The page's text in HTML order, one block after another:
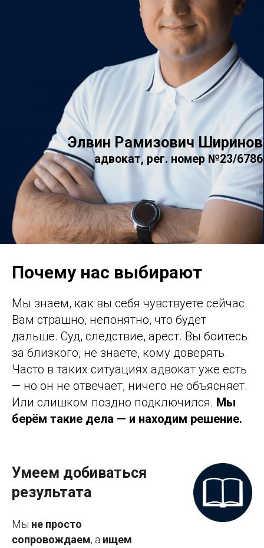
Почему нас выбирают
Мы знаем, как вы себя чувствуете сейчас.
Вам страшно, непонятно, что будет
дальше. Суд, следствие, арест. Вы боитесь
за близкого, не знаете, кому доверять.
Часто в таких ситуациях адвокат уже есть
— но он не отвечает, ничего не объясняет.
Или слишком поздно подключился. Мы
берём такие дела — и находим решение.
Умеем добиваться
результата
Мы не просто
сопровождаем, а ищем